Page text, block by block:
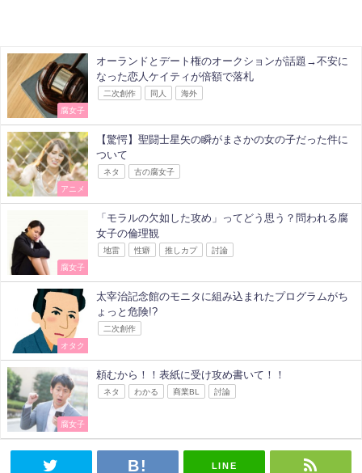
腐女子
オーランドとデート権のオークションが話題→不安に
なった恋人ケイティが倍額で落札
二次創作 同人 海外
アニメ
【驚愕】聖闘士星矢の瞬がまさかの女の子だった件に
ついて
ネタ 古の腐女子
腐女子
「モラルの欠如した攻め」ってどう思う？問われる腐
女子の倫理観
地雷 性癖 推しカプ 討論
オタク
太宰治記念館のモニタに組み込まれたプログラムがち
ょっと危険!?
二次創作
腐女子
頼むから！！表紙に受け攻め書いて！！
ネタ わかる 商業BL 討論
LINE